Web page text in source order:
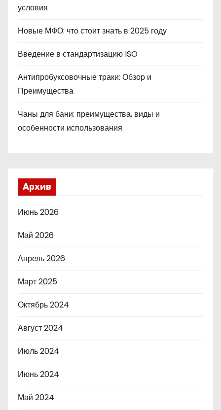
условия
Новые МФО: что стоит знать в 2025 году
Введение в стандартизацию ISO
Антипробуксовочные траки: Обзор и
Преимущества
Чаны для бани: преимущества, виды и
особенности использования
Архив
Июнь 2026
Май 2026
Апрель 2026
Март 2025
Октябрь 2024
Август 2024
Июль 2024
Июнь 2024
Май 2024